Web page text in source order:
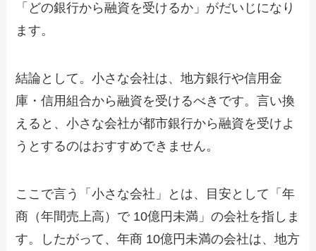
「どの銀行から融資を受けるか」がだいじになり
ます。
結論として。小さな会社は、地方銀行や信用金
庫・信用組合から融資を受けるべきです。言い換
えると、小さな会社が都市銀行から融資を受けよ
うとするのはおすすめできません。
ここで言う「小さな会社」とは、目安として「年
商（年間売上高）で 10億円未満」の会社を指しま
す。したがって、年商 10億円未満の会社は、地方